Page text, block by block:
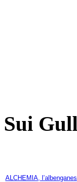
Sui
ALCHEMIA,